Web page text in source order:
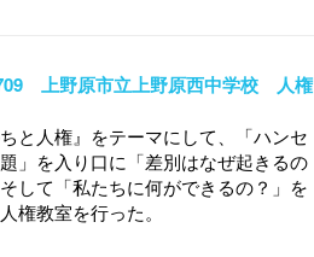
上野原市立上野原西中学校 人権
ちと人権』をテーマにして、「ハンセ
」を入り口に「差別はなぜ起きるの
して「私たちに何ができるの？」を
権教室を行った。